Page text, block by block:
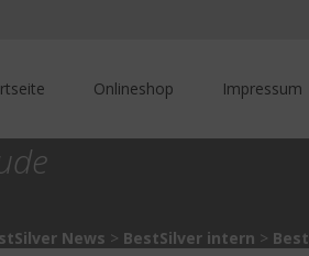
Onlineshop Impressum
News > BestSilver intern >